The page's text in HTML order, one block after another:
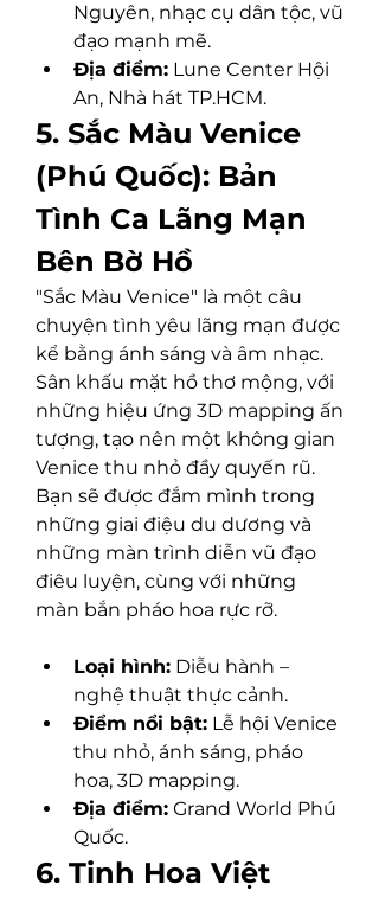
Nguyên, nhạc cụ dân tộc, vũ
đạo mạnh mẽ.
Địa điểm: Lune Center Hội
An, Nhà hát TP.HCM.
5. Sắc Màu Venice
(Phú Quốc): Bản
Tình Ca Lãng Mạn
Bên Bờ Hồ
"Sắc Màu Venice" là một câu
chuyện tình yêu lãng mạn được
kể bằng ánh sáng và âm nhạc.
Sân khấu mặt hồ thơ mộng, với
những hiệu ứng 3D mapping ấn
tượng, tạo nên một không gian
Venice thu nhỏ đầy quyến rũ.
Bạn sẽ được đắm mình trong
những giai điệu du dương và
những màn trình diễn vũ đạo
điêu luyện, cùng với những
màn bắn pháo hoa rực rỡ.
Loại hình: Diễu hành –
nghệ thuật thực cảnh.
Điểm nổi bật: Lễ hội Venice
thu nhỏ, ánh sáng, pháo
hoa, 3D mapping.
Địa điểm: Grand World Phú
Quốc.
6. Tinh Hoa Việt